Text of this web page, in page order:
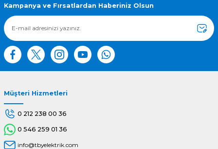
Ürün bilgilerinde hatalar bulunuyor.
Ürün fiyatı diğer sitelerden daha pahalı.
Bu ürüne benzer farklı alternatifler olmalı.
Kampanya ve Fırsatlardan Haberiniz Olsun
Müşteri Hizmetleri
0 212 238 00 36
0 546 259 01 36
info@tbyelektrik.com